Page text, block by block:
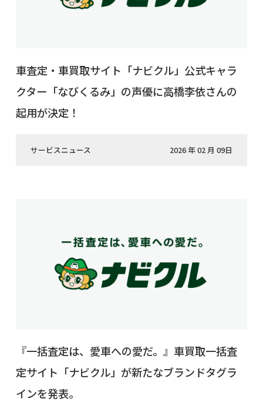
車査定・車買取サイト「ナビクル」公式キャラ
クター「なびくるみ」の声優に高橋李依さんの
起用が決定！
サービスニュース 2026 年 02 月 09日
『一括査定は、愛車への愛だ。』車買取一括査
定サイト「ナビクル」が新たなブランドタグラ
インを発表。